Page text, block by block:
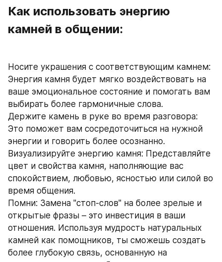
Как использовать энергию
камней в общении:
Носите украшения с соответствующим камнем:
Энергия камня будет мягко воздействовать на
ваше эмоциональное состояние и помогать вам
выбирать более гармоничные слова.
Держите камень в руке во время разговора:
Это поможет вам сосредоточиться на нужной
энергии и говорить более осознанно.
Визуализируйте энергию камня: Представляйте
цвет и свойства камня, наполняющие вас
спокойствием, любовью, ясностью или силой во
время общения.
Помни: Замена "стоп-слов" на более зрелые и
открытые фразы – это инвестиция в ваши
отношения. Используя мудрость натуральных
камней как помощников, ты сможешь создать
более глубокую связь, основанную на